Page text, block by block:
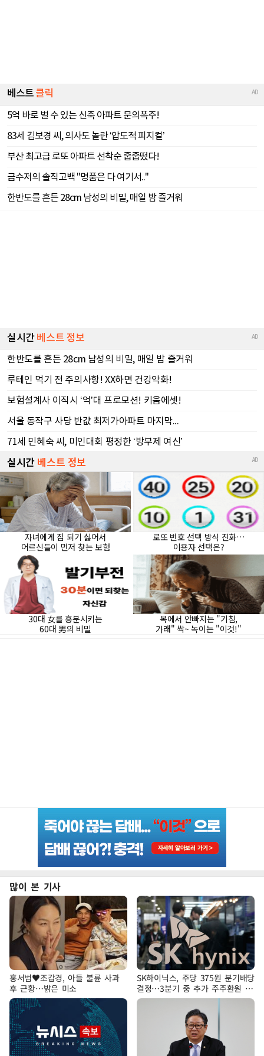
많이 본 기사
홍서범♥조갑경, 아들 불륜 사과
후 근황…밝은 미소
SK하이닉스, 주당 375원 분기배당
결정…3분기 중 추가 주주환원 발
표